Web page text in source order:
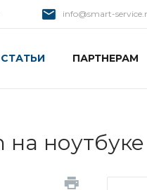
info@smart-
СТАТЬИ ПАРТНЕРАМ
на ноутбуке